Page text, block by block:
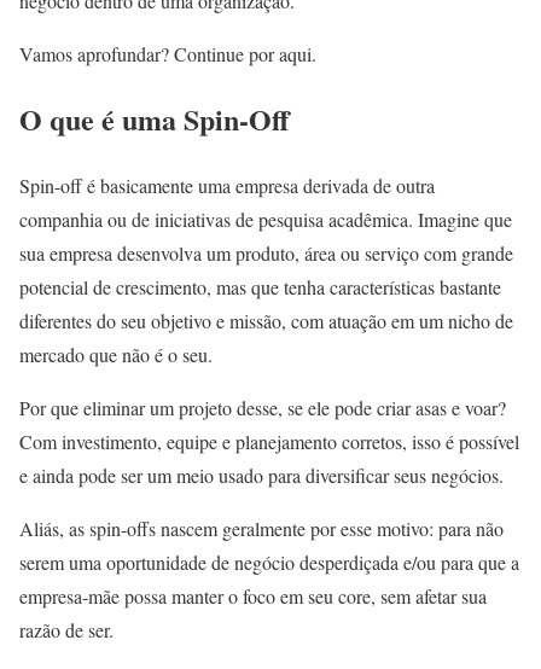
Vamos aprofundar? Continue por aqui.
O que é uma Spin-Off
Spin-off é basicamente uma empresa derivada de outra
companhia ou de iniciativas de pesquisa acadêmica. Imagine que
sua empresa desenvolva um produto, área ou serviço com grande
potencial de crescimento, mas que tenha características bastante
diferentes do seu objetivo e missão, com atuação em um nicho de
mercado que não é o seu.
Por que eliminar um projeto desse, se ele pode criar asas e voar?
Com investimento, equipe e planejamento corretos, isso é possível
e ainda pode ser um meio usado para diversificar seus negócios.
Aliás, as spin-offs nascem geralmente por esse motivo: para não
serem uma oportunidade de negócio desperdiçada e/ou para que a
empresa-mãe possa manter o foco em seu core, sem afetar sua
razão de ser.